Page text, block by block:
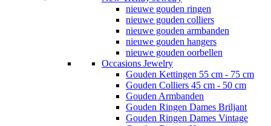
nieuwe gouden ringen
nieuwe gouden colliers
nieuwe gouden armbanden
nieuwe gouden hangers
nieuwe gouden oorbellen
Occasions Jewelry
Gouden Kettingen 55 cm - 75 cm
Gouden Colliers 45 cm - 50 cm
Gouden Armbanden
Gouden Ringen Dames Briljant
Gouden Ringen Dames Vintage